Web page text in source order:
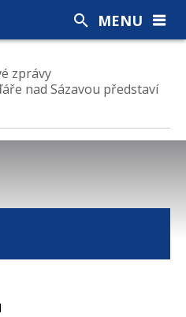
zprávy
nad Sázavou představí
MENU